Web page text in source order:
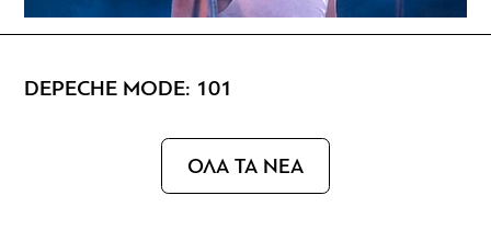
DEPECHE MODE: 101
ΟΛΑ ΤΑ ΝΕΑ